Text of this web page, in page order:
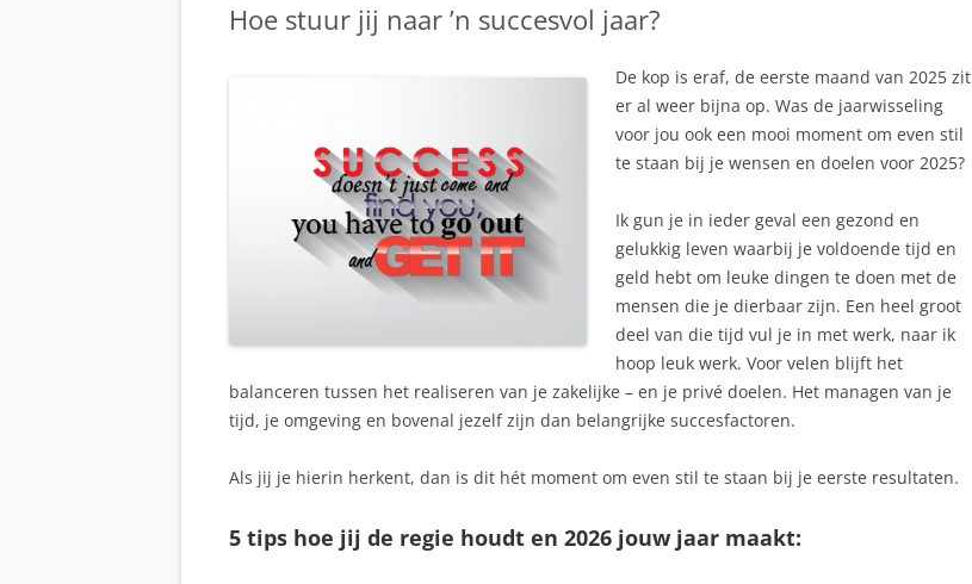
Hoe stuur jij naar ’n succesvol jaar?
De kop is eraf, de eerste maand van 2025 zit
er al weer bijna op. Was de jaarwisseling
voor jou ook een mooi moment om even stil
te staan bij je wensen en doelen voor 2025?
Ik gun je in ieder geval een gezond en
gelukkig leven waarbij je voldoende tijd en
geld hebt om leuke dingen te doen met de
mensen die je dierbaar zijn. Een heel groot
deel van die tijd vul je in met werk, naar ik
hoop leuk werk. Voor velen blijft het
balanceren tussen het realiseren van je zakelijke – en je privé doelen. Het managen van je
tijd, je omgeving en bovenal jezelf zijn dan belangrijke succesfactoren.
Als jij je hierin herkent, dan is dit hét moment om even stil te staan bij je eerste resultaten.
5 tips hoe jij de regie houdt en 2026 jouw jaar maakt: